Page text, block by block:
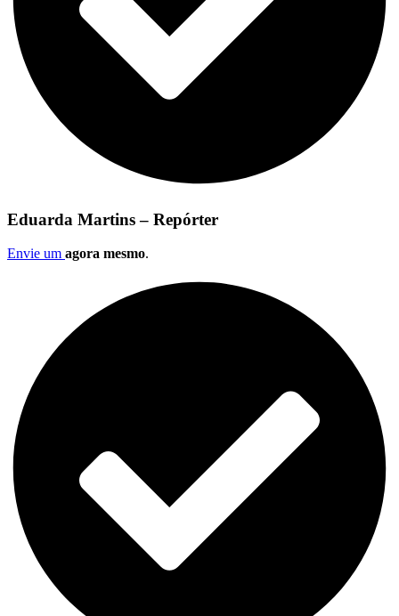
Eduarda Martins – Repórter
Envie um agora mesmo.